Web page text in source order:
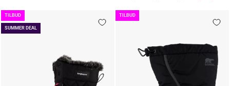
SUMMER DEAL
TILBUD TILBUD